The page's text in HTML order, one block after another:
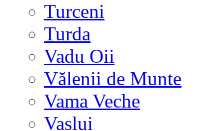
Turceni
Turda
Vadu Oii
Vălenii de Munte
Vama Veche
Vaslui